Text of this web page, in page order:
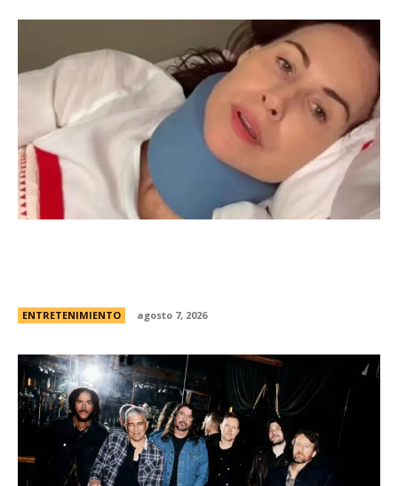
ENTRETENIMIENTO agosto 7, 2026